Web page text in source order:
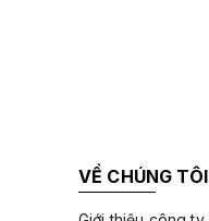
VỀ CHÚNG TÔI